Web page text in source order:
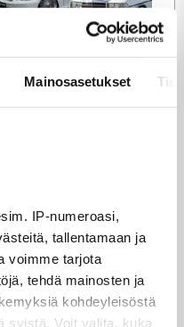
Mainosasetukset
IP-numeroasi,
tallentamaan ja
voimme tarjota
tehdä mainosten ja
kohdeyleisöstä
syistä. Voit valita, kuka
/ 2026 julkaistaan